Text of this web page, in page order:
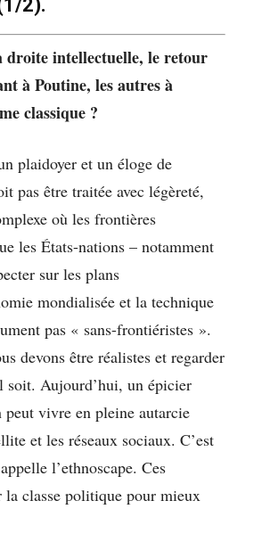
2).
droite intellectuelle, le retour
à Poutine, les autres à
classique ?
plaidoyer et un éloge de
pas être traitée avec légèreté,
où les frontières
les États-nations – notamment
sur les plans
mondialisée et la technique
pas « sans-frontiéristes ».
devons être réalistes et regarder
soit. Aujourd’hui, un épicier
vivre en pleine autarcie
et les réseaux sociaux. C’est
l’ethnoscape. Ces
la classe politique pour mieux